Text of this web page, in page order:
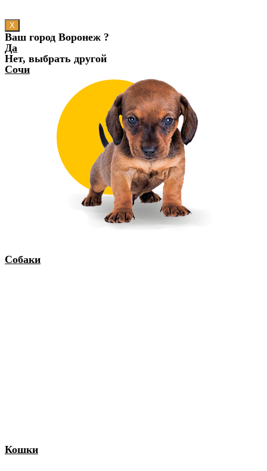
X
Ваш город Воронеж ?
Да
Нет, выбрать другой
Сочи
Собаки
Кошки